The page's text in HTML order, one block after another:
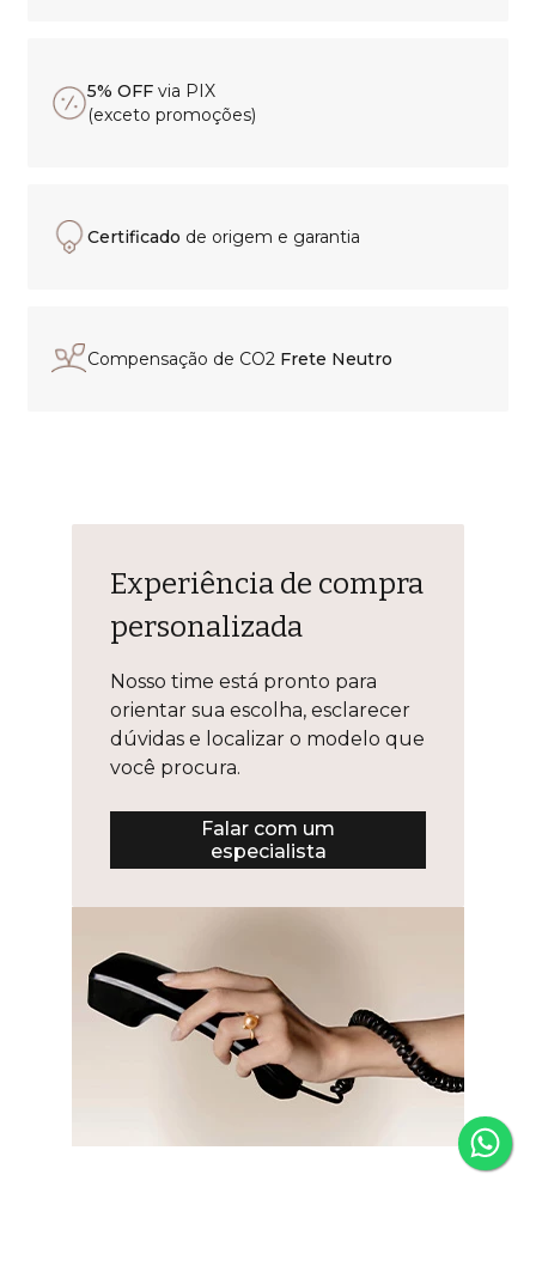
5% OFF via PIX
(exceto promoções)
Certificado de origem e garantia
Compensação de CO2 Frete Neutro
Experiência de compra
personalizada
Nosso time está pronto para
orientar sua escolha, esclarecer
dúvidas e localizar o modelo que
você procura.
Falar com um
especialista